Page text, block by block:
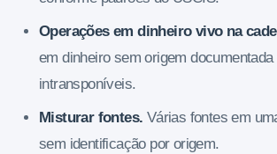
Operações em dinheiro vivo na
em dinheiro sem origem
intransponíveis.
Misturar fontes. Várias fontes em
sem identificação por origem.